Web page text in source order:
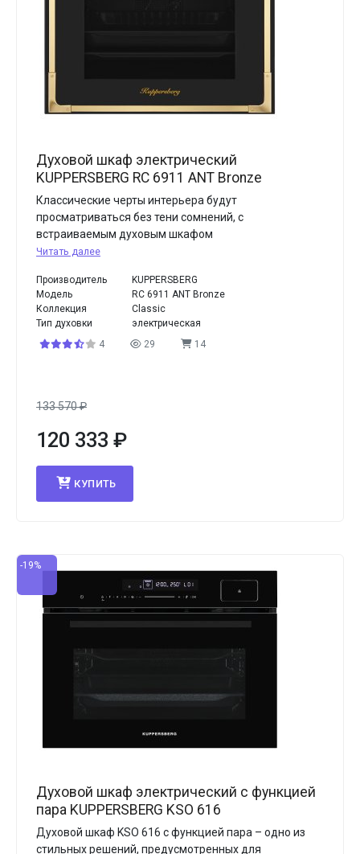
Духовой шкаф электрический
KUPPERSBERG RC 6911 ANT Bronze
Классические черты интерьера будут
просматриваться без тени сомнений, с
встраиваемым духовым шкафом
Читать далее
Производитель
KUPPERSBERG
Модель
RC 6911 ANT Bronze
Коллекция
Classic
Тип духовки
электрическая
4
29 14
133 570₽
120 333 ₽
КУПИТЬ
-19%
Духовой шкаф электрический с функцией
пара KUPPERSBERG KSO 616
Духовой шкаф KSO 616 с функцией пара – одно из
стильных решений, предусмотренных для